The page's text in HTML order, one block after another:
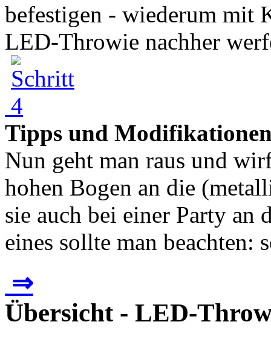
befestigen - wiederum mit
LED-Throwie nachher
Tipps und
Nun geht man raus und
hohen Bogen an die
sie auch bei einer Party an
eines sollte man beachten:
⇒
Übersicht - LED-